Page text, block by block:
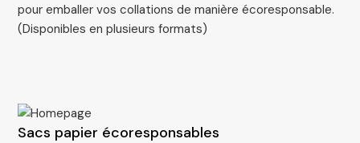
pour emballer vos collations de manière écoresponsable.
(Disponibles en plusieurs formats)
Sacs papier écoresponsables